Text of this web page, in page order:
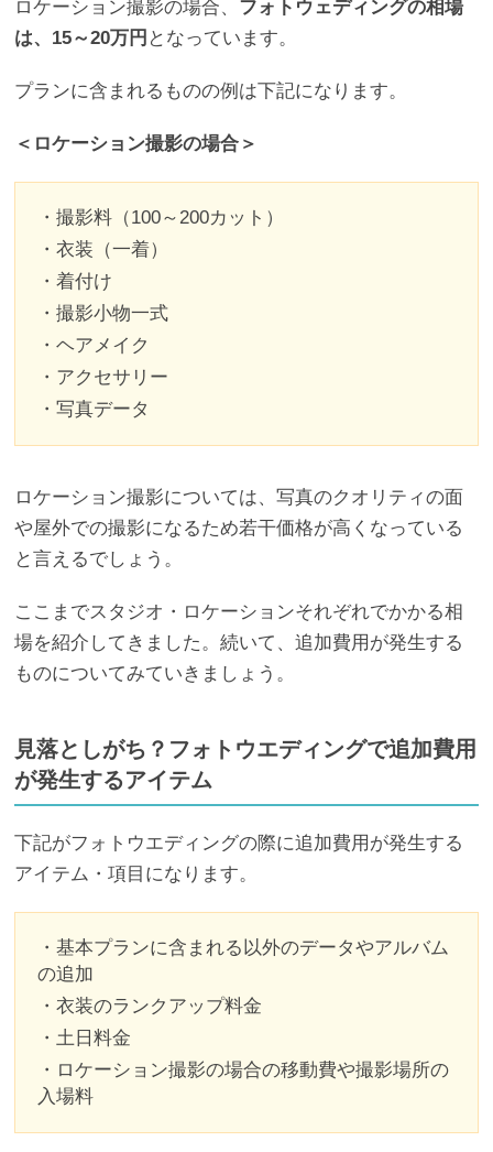
ロケーション撮影の場合、 フォトウェディングの相場
は、15～20万円 となっています。
プランに含まれるものの例は下記になります。
＜ロケーション撮影の場合＞
・撮影料（100～200カット）
・衣装（一着）
・着付け
・撮影小物一式
・ヘアメイク
・アクセサリー
・写真データ
ロケーション撮影については、写真のクオリティの面
や屋外での撮影になるため若干価格が高くなっている
と言えるでしょう。
ここまでスタジオ・ロケーションそれぞれでかかる相
場を紹介してきました。続いて、追加費用が発生する
ものについてみていきましょう。
見落としがち？フォトウエディングで追加費用
が発生するアイテム
下記がフォトウエディングの際に追加費用が発生する
アイテム・項目になります。
・基本プランに含まれる以外のデータやアルバム
の追加
・衣装のランクアップ料金
・土日料金
・ロケーション撮影の場合の移動費や撮影場所の
入場料